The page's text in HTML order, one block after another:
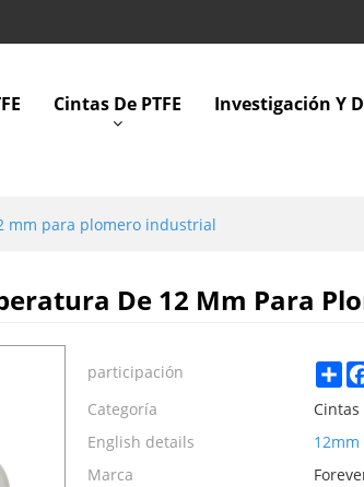
Cintas De PTFE Investigación Y
mm para plomero industrial
De 12 Mm Para
participación
Categoría
Cintas
English details
Marca